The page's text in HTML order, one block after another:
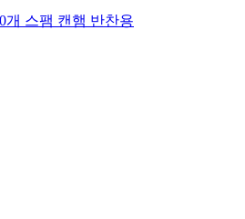
개 스팸 캔햄 반찬용